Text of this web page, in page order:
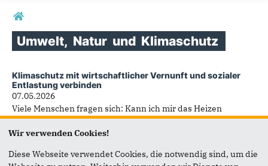
Sie sind hier
Umwelt, Natur und Klimaschutz
Umwelt, Natur und
Klimaschutz
Klimaschutz mit wirtschaftlicher Vernunft und sozialer
Entlastung verbinden
07.05.2026
Viele Menschen fragen sich: Kann ich mir das Heizen
überhaupt noch leisten? Welche Heizung ist die Richtige?
Wie teuer wird die nächste...
mehr lesen
Wir verwenden Cookies!
Diese Webseite verwendet Cookies, die notwendig sind, um die